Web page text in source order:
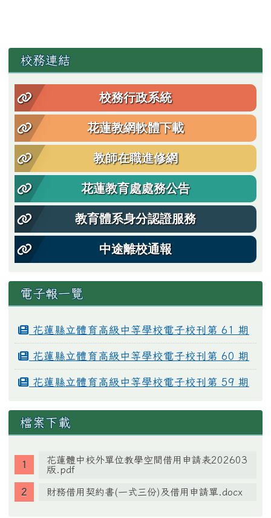
左邊區域內容
校務連結
校務行政系統
花蓮教網軟體下載
教師在職進修網
花蓮教育處處務公告
教育體系身分認證服務
中途離校通報
電子報一覽
花蓮縣立體育高級中等學校電子校刊第 61 期
花蓮縣立體育高級中等學校電子校刊第 60 期
花蓮縣立體育高級中等學校電子校刊第 59 期
檔案下載
花蓮體中校外單位教學空間借用申請表202603
版.pdf
財務借用契約書(一式三份)及借用申請單.docx